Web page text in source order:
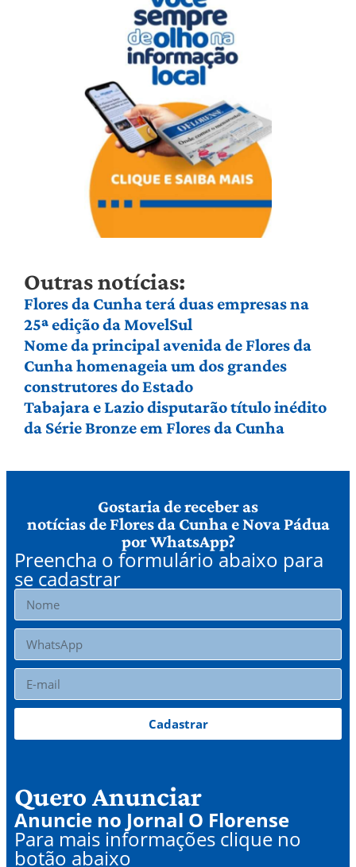
Outras notícias:
Flores da Cunha terá duas empresas na
25ª edição da MovelSul
Nome da principal avenida de Flores da
Cunha homenageia um dos grandes
construtores do Estado
Tabajara e Lazio disputarão título inédito
da Série Bronze em Flores da Cunha
Gostaria de receber as
notícias de Flores da Cunha e Nova Pádua
por WhatsApp?
Preencha o formulário abaixo para
se cadastrar
Cadastrar
Quero Anunciar
Anuncie no Jornal O Florense
Para mais informações clique no
botão abaixo